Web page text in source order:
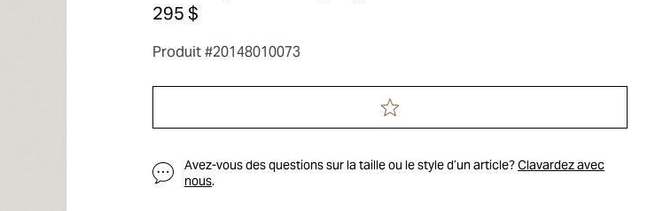
295 $
Produit #20148010073
Avez-vous des questions sur la taille ou le style d’un article?Clavardez avec
nous.